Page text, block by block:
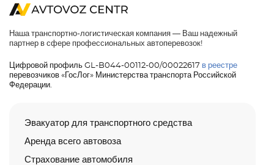
Наша транспортно-логистическая компания — Ваш надежный
партнер в сфере профессиональных автоперевозок!
Цифровой профиль GL-B044-00112-00/00022617 в реестре
перевозчиков «ГосЛог» Министерства транспорта Российской
Федерации.
Эвакуатор для транспортного средства
Аренда всего автовоза
Страхование автомобиля